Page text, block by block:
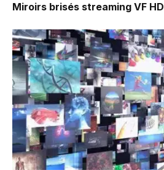
Miroirs brisés streaming VF HD